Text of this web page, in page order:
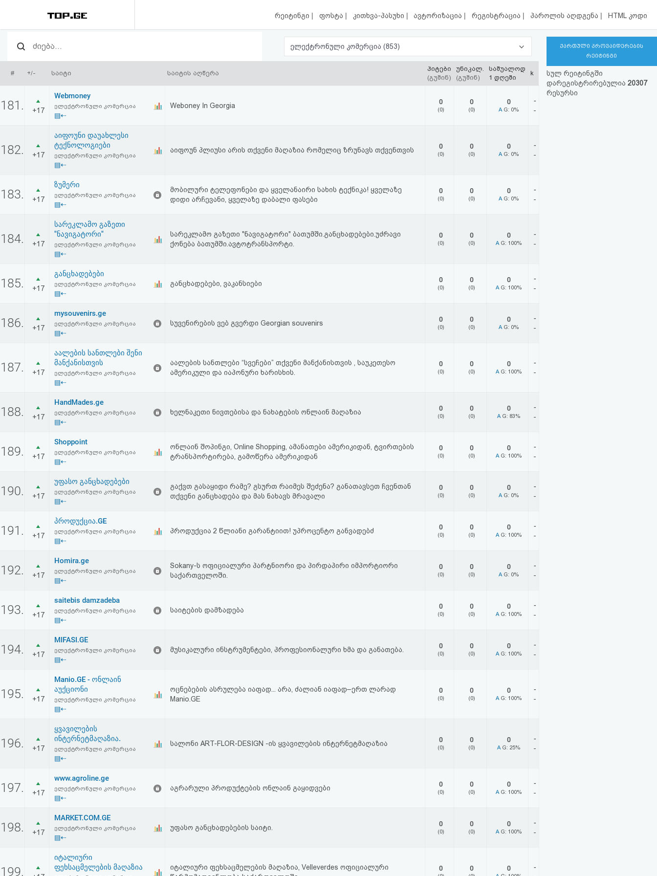
რეიტინგი | ფოსტა | კითხვა-პასუხი | ავტორიზაცია | რეგისტრაცია | პაროლის აღდგენა | HTML კოდი
რეიტინგი
(მთავარი)
ფოსტა
კითხვა-
ავტორიზაცია
რეგისტრაცია
პაროლის
სალიცენზიო
შეთანხმება
პასუხისმგებლობის
უარყოფა
ელექტრონული კომერცია (853)
# +/- საიტი საიტის აღწერა
ჰიტები
(გუშინ)
უნიკალ.
(გუშინ)
საშუალოდ
1 დღეში
k
181. +17
Webmoney
ელექტრონული კომერცია
▤⇠
Weboney In Georgia 0
(0)
0
(0)
0
A G: 0%
-
-
182. +17
აიფოუნი დაუახლესი
ტექნოლოგიები
ელექტრონული კომერცია
▤⇠
აიფოუნ პლიუსი არის თქვენი მაღაზია რომელიც ზრუნავს თქვენთვის 0
(0)
0
(0)
0
A G: 0%
-
-
183. +17
ზუმერი
ელექტრონული კომერცია
▤⇠
მობილური ტელეფონები და ყველანაირი სახის ტექნიკა! ყველაზე
დიდი არჩევანი, ყველაზე დაბალი ფასები
0
(0)
0
(0)
0
A G: 0%
-
-
184. +17
სარეკლამო გაზეთი
"ნავიგატორი"
ელექტრონული კომერცია
▤⇠
სარეკლამო გაზეთი "ნავიგატორი" ბათუმში.განცხადებები.უძრავი
ქონება ბათუმში.ავტოტრანსპორტი.
0
(0)
0
(0)
0
A G: 100%
-
-
185. +17
განცხადებები
ელექტრონული კომერცია
▤⇠
განცხადებები, ვაკანსიები 0
(0)
0
(0)
0
A G: 100%
-
-
186. +17
mysouvenirs.ge
ელექტრონული კომერცია
▤⇠
სუვენირების ვებ გვერდი Georgian souvenirs 0
(0)
0
(0)
0
A G: 0%
-
-
187. +17
აალების სანთლები შენი
მანქანისთვის
ელექტრონული კომერცია
▤⇠
აალების სანთლები “სვეჩები” თქვენი მანქანისთვის , საუკეთესო
ამერიკული და იაპონური ხარისხის.
0
(0)
0
(0)
0
A G: 100%
-
-
188. +17
HandMades.ge
ელექტრონული კომერცია
▤⇠
ხელნაკეთი ნივთებისა და ნახატების ონლაინ მაღაზია 0
(0)
0
(0)
0
A G: 83%
-
-
189. +17
Shoppoint
ელექტრონული კომერცია
▤⇠
ონლაინ შოპინგი, Online Shopping, ამანათები ამერიკიდან, ტვირთების
ტრანსპორტირება, გამოწერა ამერიკიდან
0
(0)
0
(0)
0
A G: 100%
-
-
190. +17
უფასო განცხადებები
ელექტრონული კომერცია
▤⇠
გაქვთ გასაყიდი რამე? გსურთ რაიმეს შეძენა? განათავსეთ ჩვენთან
თქვენი განცხადება და მას ნახავს მრავალი
0
(0)
0
(0)
0
A G: 0%
-
-
191. +17
პროდუქცია.GE
ელექტრონული კომერცია
▤⇠
პროდუქცია 2 წლიანი გარანტიით! უპროცენტო განვადებძ 0
(0)
0
(0)
0
A G: 100%
-
-
192. +17
Homira.ge
ელექტრონული კომერცია
▤⇠
Sokany-ს ოფიციალური პარტნიორი და პირდაპირი იმპორტიორი
საქართველოში.
0
(0)
0
(0)
0
A G: 0%
-
-
193. +17
saitebis damzadeba
ელექტრონული კომერცია
▤⇠
საიტების დამზადება 0
(0)
0
(0)
0
A G: 100%
-
-
194. +17
MIFASI.GE
ელექტრონული კომერცია
▤⇠
მუსიკალური ინსტრუმენტები, პროფესიონალური ხმა და განათება. 0
(0)
0
(0)
0
A G: 100%
-
-
195. +17
Manio.GE - ონლაინ
აუქციონი
ელექტრონული კომერცია
▤⇠
ოცნებების ასრულება იაფად... არა, ძალიან იაფად–ერთ ლარად
Manio.GE
0
(0)
0
(0)
0
A G: 100%
-
-
196. +17
ყვავილების
ინტერნეტმაღაზია.
ელექტრონული კომერცია
▤⇠
სალონი ART-FLOR-DESIGN -ის ყვავილების ინტერნეტმაღაზია 0
(0)
0
(0)
0
A G: 25%
-
-
197. +17
www.agroline.ge
ელექტრონული კომერცია
▤⇠
აგრარული პროდუქტების ონლაინ გაყიდვები 0
(0)
0
(0)
0
A G: 100%
-
-
198. +17
MARKET.COM.GE
ელექტრონული კომერცია
▤⇠
უფასო განცხადებების საიტი. 0
(0)
0
(0)
0
A G: 100%
-
-
199.
იტალიური
ფეხსაცმელების მაღაზია
იტალიური ფეხსაცმელების მაღაზია, Velleverdes ოფიციალური
0 0 0
-
ქართული პროვაიდერების
რეიტინგი
სულ რეიტინგში
დარეგისტრირებულია 20307
რესურსი